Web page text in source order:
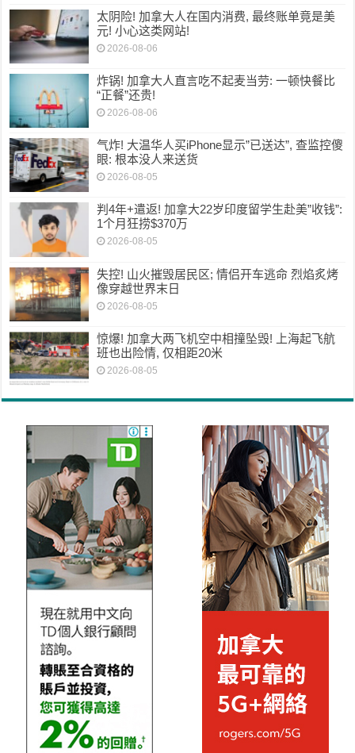
太阴险! 加拿大人在国内消费, 最终账单竟是美
元! 小心这类网站!
2026-08-06
炸锅! 加拿大人直言吃不起麦当劳: 一顿快餐比
“正餐”还贵!
2026-08-06
气炸! 大温华人买iPhone显示”已送达”, 查监控傻
眼: 根本没人来送货
2026-08-05
判4年+遣返! 加拿大22岁印度留学生赴美”收钱”:
1个月狂捞$370万
2026-08-05
失控! 山火摧毁居民区; 情侣开车逃命 烈焰炙烤
像穿越世界末日
2026-08-05
惊爆! 加拿大两飞机空中相撞坠毁! 上海起飞航
班也出险情, 仅相距20米
2026-08-05